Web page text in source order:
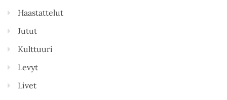
Haastattelut
Jutut
Kulttuuri
Levyt
Livet